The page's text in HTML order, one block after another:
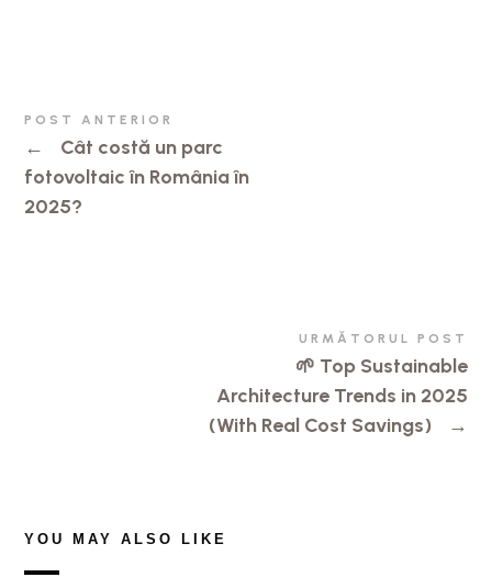
POST ANTERIOR
←
Cât costă un parc
fotovoltaic în România în
2025?
URMĂTORUL POST
🌱 Top Sustainable
Architecture Trends in 2025
(With Real Cost Savings)
→
YOU MAY ALSO LIKE